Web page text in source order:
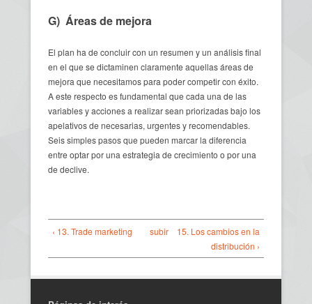
G) Áreas de mejora
El plan ha de concluir con un resumen y un análisis final
en el que se dictaminen claramente aquellas áreas de
mejora que necesitamos para poder competir con éxito.
A este respecto es fundamental que cada una de las
variables y acciones a realizar sean priorizadas bajo los
apelativos de necesarias, urgentes y recomendables.
Seis simples pasos que pueden marcar la diferencia
entre optar por una estrategia de crecimiento o por una
de declive.
‹ 13. Trade marketing subir
15. Los cambios en la
distribución ›